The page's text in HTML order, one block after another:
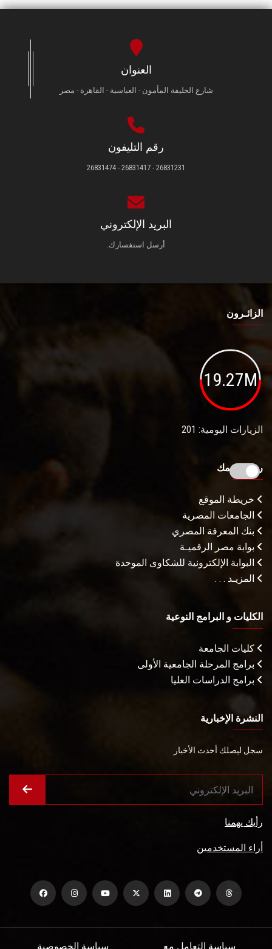
العنوان
شارع الخليفة المأمون - العباسية - القاهرة - مصر
رقم التليفون
26831231 - 26831417 - 26831474
البريد الإلكتروني
أرسل استفسارك.
الزائـرون
19.27M
الزيارات اليومية: 201
روابط تهمك
خريطة الموقع
الجامعات المصرية
بنك المعرفة المصري
بوابة مصر الرقميـة
البوابة الإلكترونية للشكاوى الموحدة
المزيـد . . .
الكليات و البرامج النوعية
كليات الجامعة
برامج المرحلة الجامعية الأولى
برامج الدراسات العليا
النشرة الإخبارية
سجل ليصلك أحدث الأخبار
رأيك يهمنا
أراء المستخدمين
سياسة الخصوصية سياسة التعامل مع